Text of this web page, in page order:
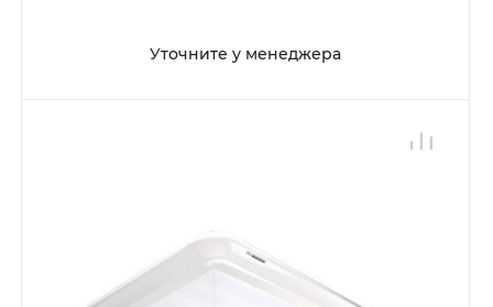
Уточните у менеджера